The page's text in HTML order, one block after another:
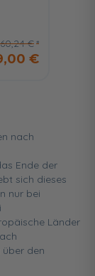
€
€
nach
Ende der
sich dieses
nur bei
Länder
den